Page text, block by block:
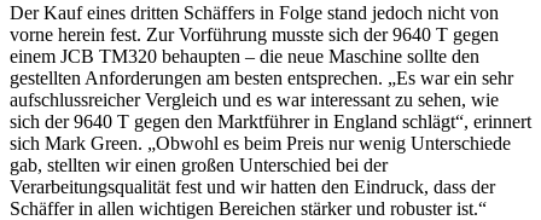
Der Kauf eines dritten Schäffers in Folge stand jedoch nicht von
vorne herein fest. Zur Vorführung musste sich der 9640 T gegen
einem JCB TM320 behaupten – die neue Maschine sollte den
gestellten Anforderungen am besten entsprechen. „Es war ein sehr
aufschlussreicher Vergleich und es war interessant zu sehen, wie
sich der 9640 T gegen den Marktführer in England schlägt“, erinnert
sich Mark Green. „Obwohl es beim Preis nur wenig Unterschiede
gab, stellten wir einen großen Unterschied bei der
Verarbeitungsqualität fest und wir hatten den Eindruck, dass der
Schäffer in allen wichtigen Bereichen stärker und robuster ist.“